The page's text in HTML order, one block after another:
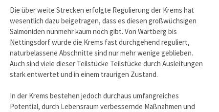
Die über weite Strecken erfolgte Regulierung der Krems hat
wesentlich dazu beigetragen, dass es diesen großwüchsigen
Salmoniden nunmehr kaum noch gibt. Von Wartberg bis
Nettingsdorf wurde die Krems fast durchgehend reguliert,
naturbelassene Abschnitte sind nur mehr wenige geblieben.
Auch sind viele dieser Teilstücke Teilstücke durch Ausleitungen
stark entwertet und in einem traurigen Zustand.
In der Krems bestehen jedoch durchaus umfangreiches
Potential, durch Lebensraum verbessernde Maßnahmen und